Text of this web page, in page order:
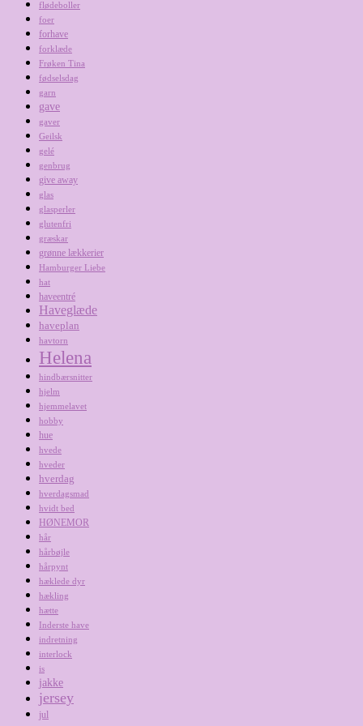
flødeboller
foer
forhave
forklæde
Frøken Tina
fødselsdag
garn
gave
gaver
Geilsk
gelé
genbrug
give away
glas
glasperler
glutenfri
græskar
grønne lækkerier
Hamburger Liebe
hat
haveentré
Haveglæde
haveplan
havtorn
Helena
hindbærsnitter
hjelm
hjemmelavet
hobby
hue
hvede
hveder
hverdag
hverdagsmad
hvidt bed
HØNEMOR
hår
hårbøjle
hårpynt
hæklede dyr
hækling
hætte
Inderste have
indretning
interlock
is
jakke
jersey
jul